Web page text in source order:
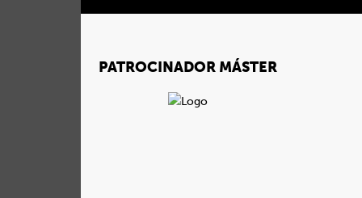
PATROCINADOR MÁSTER